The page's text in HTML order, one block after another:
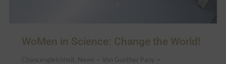
WoMen in Science: Change the World!
Chancengleichheit News Von Gunther Pany